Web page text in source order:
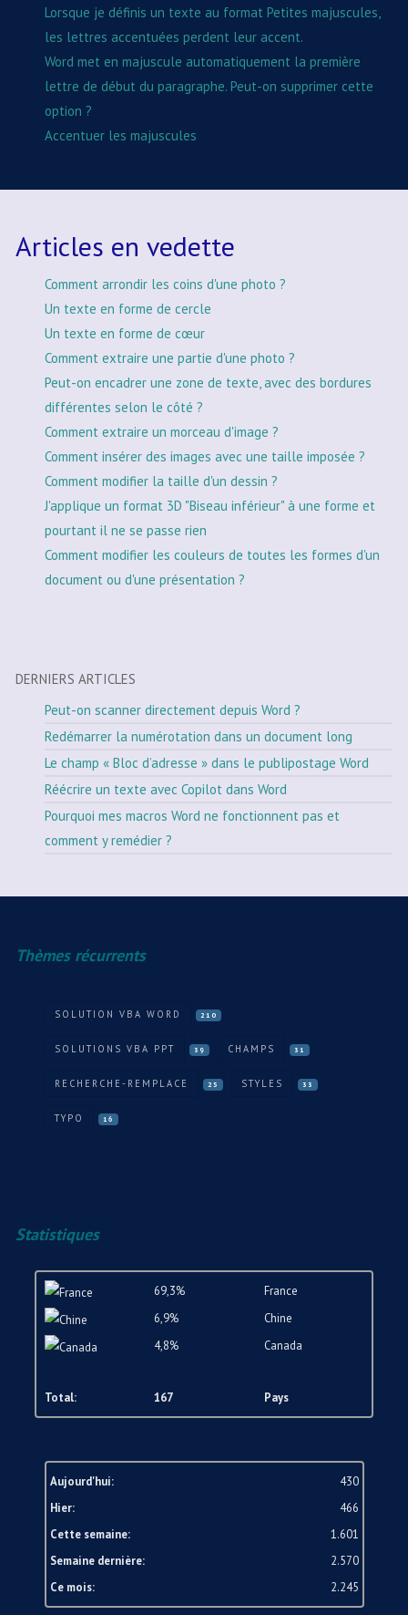
Lorsque je définis un texte au format Petites majuscules,
les lettres accentuées perdent leur accent.
Word met en majuscule automatiquement la première
lettre de début du paragraphe. Peut-on supprimer cette
option ?
Accentuer les majuscules
Articles en vedette
Comment arrondir les coins d'une photo ?
Un texte en forme de cercle
Un texte en forme de cœur
Comment extraire une partie d'une photo ?
Peut-on encadrer une zone de texte, avec des bordures
différentes selon le côté ?
Comment extraire un morceau d'image ?
Comment insérer des images avec une taille imposée ?
Comment modifier la taille d'un dessin ?
J'applique un format 3D "Biseau inférieur" à une forme et
pourtant il ne se passe rien
Comment modifier les couleurs de toutes les formes d'un
document ou d'une présentation ?
DERNIERS ARTICLES
Peut-on scanner directement depuis Word ?
Redémarrer la numérotation dans un document long
Le champ « Bloc d’adresse » dans le publipostage Word
Réécrire un texte avec Copilot dans Word
Pourquoi mes macros Word ne fonctionnent pas et
comment y remédier ?
Thèmes récurrents
SOLUTION VBA WORD 210
SOLUTIONS VBA PPT 39 CHAMPS 31
RECHERCHE-REMPLACE 25 STYLES 33
TYPO 16
Statistiques
69,3%
France
6,9%
Chine
4,8%
Canada
Total: 167 Pays
Aujourd'hui:
430
Hier:
466
Cette semaine:
1.601
Semaine dernière:
2.570
Ce mois:
2.245